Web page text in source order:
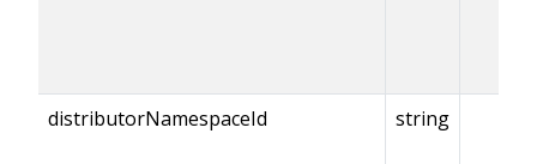
distributorNamespaceId string